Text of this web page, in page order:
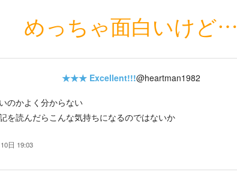
めっちゃ面白いけど…
★★★ Excellent!!!@heartman1982
のかよく分からない
を読んだらこんな気持ちになるのではないか
日 19:03